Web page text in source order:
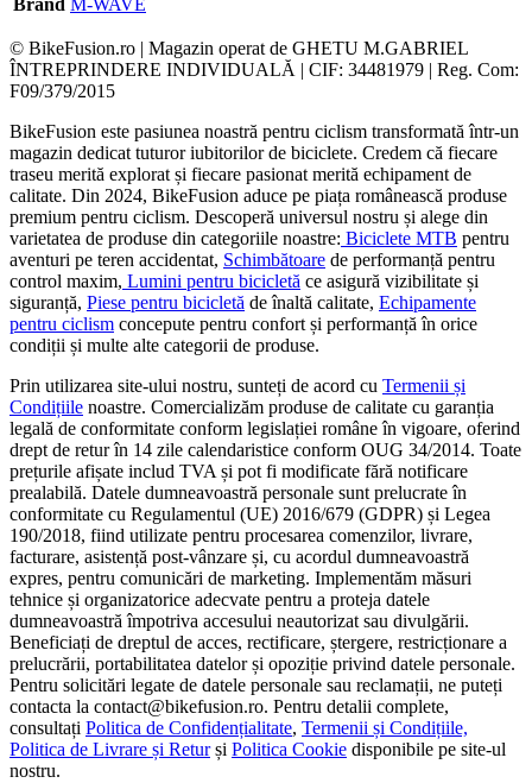
Brand M-WAVE
© BikeFusion.ro | Magazin operat de GHETU M.GABRIEL
ÎNTREPRINDERE INDIVIDUALĂ | CIF: 34481979 | Reg. Com:
F09/379/2015
BikeFusion este pasiunea noastră pentru ciclism transformată într-un
magazin dedicat tuturor iubitorilor de biciclete. Credem că fiecare
traseu merită explorat și fiecare pasionat merită echipament de
calitate. Din 2024, BikeFusion aduce pe piața românească produse
premium pentru ciclism. Descoperă universul nostru și alege din
varietatea de produse din categoriile noastre: Biciclete MTB pentru
aventuri pe teren accidentat, Schimbătoare de performanță pentru
control maxim, Lumini pentru bicicletă ce asigură vizibilitate și
siguranță, Piese pentru bicicletă de înaltă calitate, Echipamente
pentru ciclism concepute pentru confort și performanță în orice
condiții și multe alte categorii de produse.
Prin utilizarea site-ului nostru, sunteți de acord cu Termenii și
Condițiile noastre. Comercializăm produse de calitate cu garanția
legală de conformitate conform legislației române în vigoare, oferind
drept de retur în 14 zile calendaristice conform OUG 34/2014. Toate
prețurile afișate includ TVA și pot fi modificate fără notificare
prealabilă. Datele dumneavoastră personale sunt prelucrate în
conformitate cu Regulamentul (UE) 2016/679 (GDPR) și Legea
190/2018, fiind utilizate pentru procesarea comenzilor, livrare,
facturare, asistență post-vânzare și, cu acordul dumneavoastră
expres, pentru comunicări de marketing. Implementăm măsuri
tehnice și organizatorice adecvate pentru a proteja datele
dumneavoastră împotriva accesului neautorizat sau divulgării.
Beneficiați de dreptul de acces, rectificare, ștergere, restricționare a
prelucrării, portabilitatea datelor și opoziție privind datele personale.
Pentru solicitări legate de datele personale sau reclamații, ne puteți
contacta la contact@bikefusion.ro. Pentru detalii complete,
consultați Politica de Confidențialitate, Termenii și Condițiile,
Politica de Livrare și Returși Politica Cookie disponibile pe site-ul
nostru.